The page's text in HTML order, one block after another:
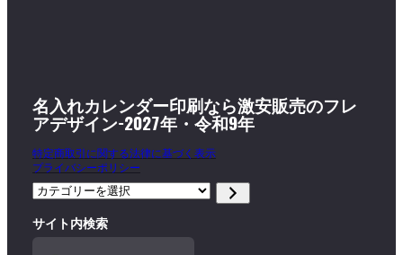
名入れカレンダー印刷なら激安販売のフレ
アデザイン-2027年・令和9年
特定商取引に関する法律に基づく表示
プライバシーポリシー
カ
ゴ
サイト内検索